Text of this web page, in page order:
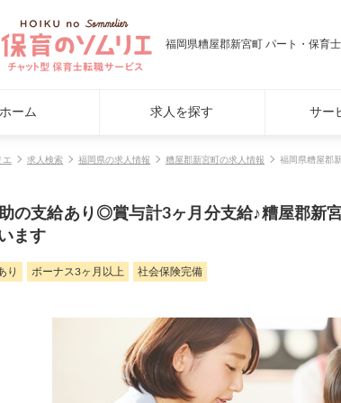
福岡県糟屋郡新宮町 パート・保育
ホーム 求人を探す サー
エ 求人検索 福岡県の求人情報 糟屋郡新宮町の求人情報 福岡県糟屋郡
の支給あり◎賞与計3ヶ月分支給♪糟屋郡新
ます
り ボーナス3ヶ月以上 社会保険完備